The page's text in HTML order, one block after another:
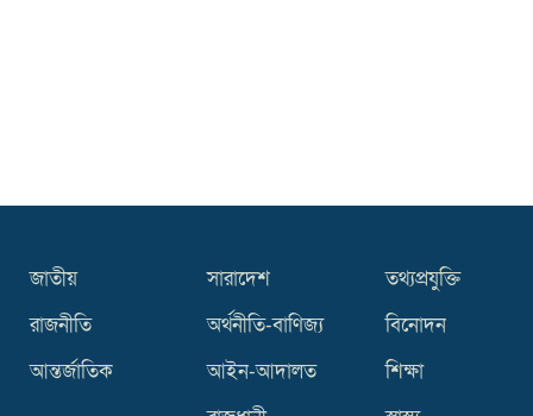
উপাচার্য
জাতীয়
রাজনীতি
আন্তর্জাতিক
সারাদেশ
অর্থনীতি-বাণিজ্য
আইন-আদালত
তথ্যপ্রযুক্তি
বিনোদন
শিক্ষা